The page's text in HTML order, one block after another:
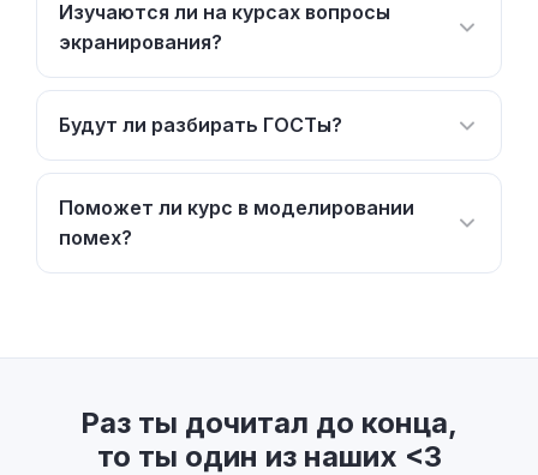
Изучаются ли на курсах вопросы
экранирования?
Будут ли разбирать ГОСТы?
Поможет ли курс в моделировании
помех?
Раз ты дочитал до конца,
то ты один из наших <3